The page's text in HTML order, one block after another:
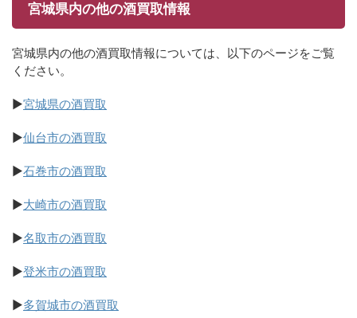
宮城県内の他の酒買取情報
宮城県内の他の酒買取情報については、以下のページをご覧
ください。
▶宮城県の酒買取
▶仙台市の酒買取
▶石巻市の酒買取
▶大崎市の酒買取
▶名取市の酒買取
▶登米市の酒買取
▶多賀城市の酒買取